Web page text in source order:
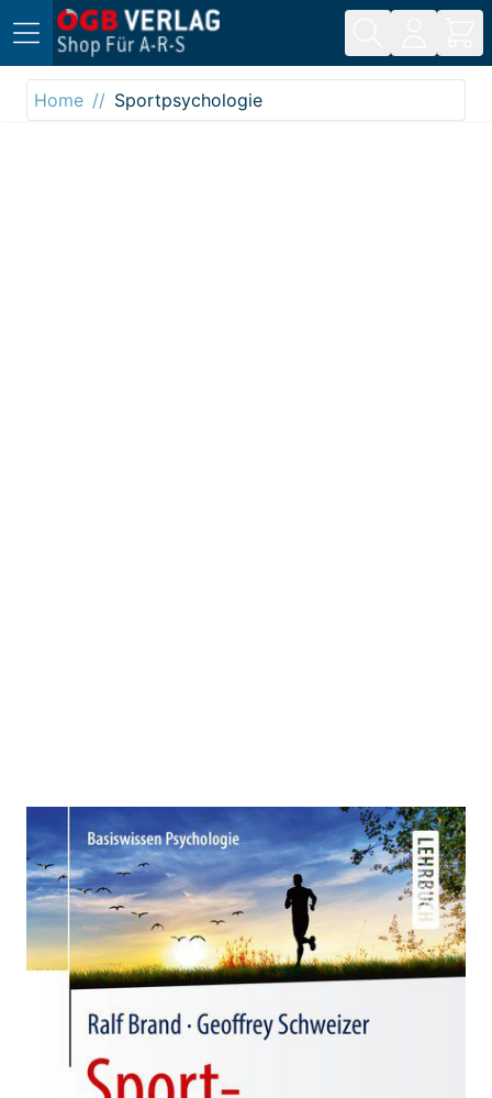
Direkt zum Inhalt
Home
Sportpsychologie
Sportpsychologie
Zur Wunschliste hinzufügen
Verständnisgrundlagen für mehr Durchblick im Fach
Ralf Brand , Geoffrey Schweizer